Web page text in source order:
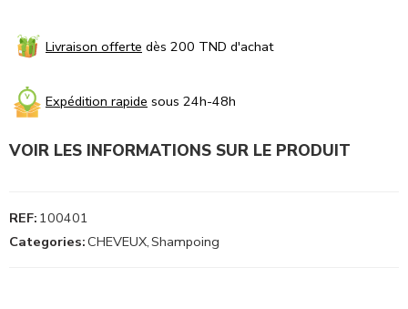
Livraison offerte dès 200 TND d'achat
Expédition rapide sous 24h-48h
VOIR LES INFORMATIONS SUR LE PRODUIT
REF: 100401
Categories:CHEVEUX,Shampoing